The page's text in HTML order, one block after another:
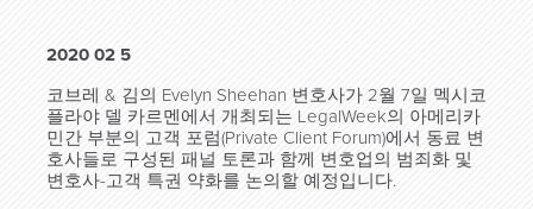
2020 02 5
코브레 & 김의 Evelyn Sheehan 변호사가 2월 7일 멕시코
플라야 델 카르멘에서 개최되는 LegalWeek의 아메리카
민간 부분의 고객 포럼(Private Client Forum)에서 동료 변
호사들로 구성된 패널 토론과 함께 변호업의 범죄화 및
변호사-고객 특권 약화를 논의할 예정입니다.